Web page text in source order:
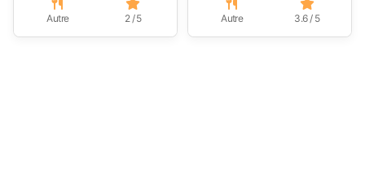
Autre 2 / 5 Autre 3.6 / 5